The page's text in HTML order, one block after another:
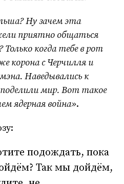
Ну зачем эта
приятно общаться
когда тебе в рот
корона с Черчилля и
Наведывались к
мир. Вот такое
ядерная война».
подождать, пока
Так мы дойдём,